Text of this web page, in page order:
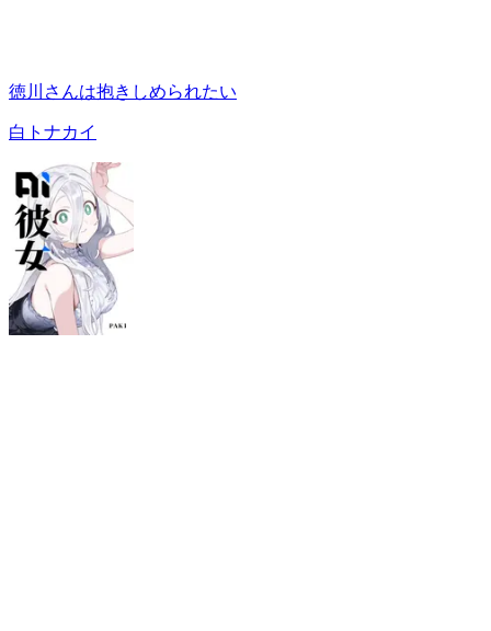
徳川さんは抱きしめられたい
白トナカイ